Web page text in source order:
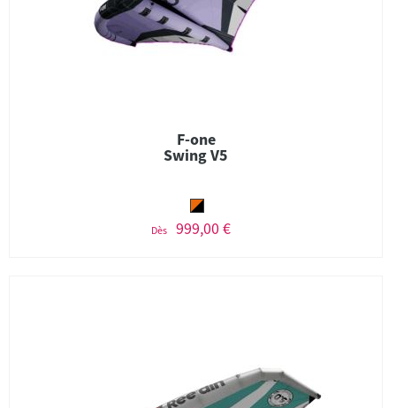
F-one
Swing V5
Dès 999,00 €